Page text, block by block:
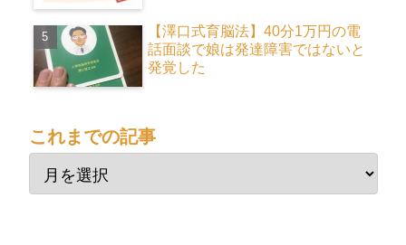
【澤口式育脳法】40分1万円の電
話面談で娘は発達障害ではないと
発覚した
これまでの記事